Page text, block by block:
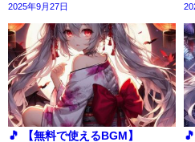
2025年9月27日
🎵 【無料で使えるBGM】